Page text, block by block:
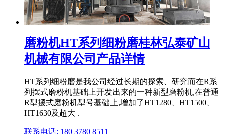
磨粉机HT系列细粉磨桂林弘泰矿山
机械有限公司产品详情
HT系列细粉磨是我公司经过长期的探索、研究而在R系
列摆式磨粉机基础上开发出来的一种新型磨粉机,在普通
R型摆式磨粉机型号基础上,增加了HT1280、HT1500、
HT1630及超大 .
联系电话: 180 3780 8511